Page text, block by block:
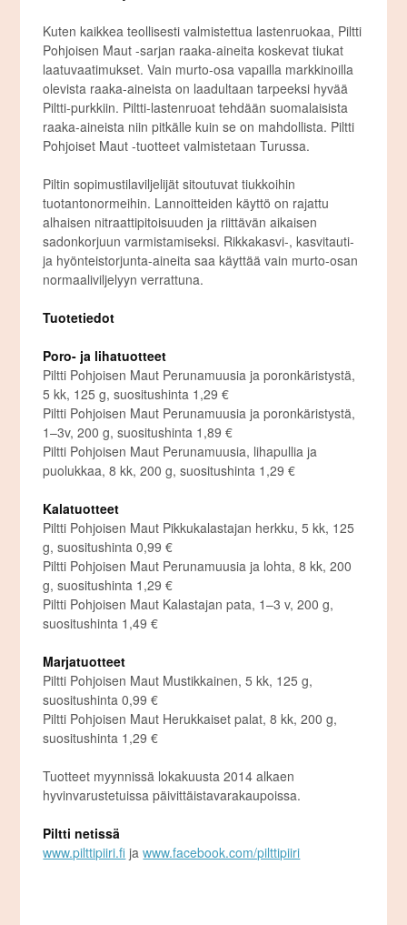
Kuten kaikkea teollisesti valmistettua lastenruokaa, Piltti
Pohjoisen Maut -sarjan raaka-aineita koskevat tiukat
laatuvaatimukset. Vain murto-osa vapailla markkinoilla
olevista raaka-aineista on laadultaan tarpeeksi hyvää
Piltti-purkkiin. Piltti-lastenruoat tehdään suomalaisista
raaka-aineista niin pitkälle kuin se on mahdollista. Piltti
Pohjoiset Maut -tuotteet valmistetaan Turussa.
Piltin sopimustilaviljelijät sitoutuvat tiukkoihin
tuotantonormeihin. Lannoitteiden käyttö on rajattu
alhaisen nitraattipitoisuuden ja riittävän aikaisen
sadonkorjuun varmistamiseksi. Rikkakasvi-, kasvitauti-
ja hyönteistorjunta-aineita saa käyttää vain murto-osan
normaaliviljelyyn verrattuna.
Tuotetiedot
Poro- ja lihatuotteet
Piltti Pohjoisen Maut Perunamuusia ja poronkäristystä,
5 kk, 125 g, suositushinta 1,29 €
Piltti Pohjoisen Maut Perunamuusia ja poronkäristystä,
1–3v, 200 g, suositushinta 1,89 €
Piltti Pohjoisen Maut Perunamuusia, lihapullia ja
puolukkaa, 8 kk, 200 g, suositushinta 1,29 €
Kalatuotteet
Piltti Pohjoisen Maut Pikkukalastajan herkku, 5 kk, 125
g, suositushinta 0,99 €
Piltti Pohjoisen Maut Perunamuusia ja lohta, 8 kk, 200
g, suositushinta 1,29 €
Piltti Pohjoisen Maut Kalastajan pata, 1–3 v, 200 g,
suositushinta 1,49 €
Marjatuotteet
Piltti Pohjoisen Maut Mustikkainen, 5 kk, 125 g,
suositushinta 0,99 €
Piltti Pohjoisen Maut Herukkaiset palat, 8 kk, 200 g,
suositushinta 1,29 €
Tuotteet myynnissä lokakuusta 2014 alkaen
hyvinvarustetuissa päivittäistavarakaupoissa.
Piltti netissä
www.pilttipiiri.fi jawww.facebook.com/pilttipiiri